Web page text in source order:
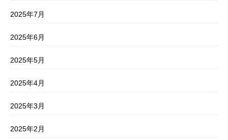
2025年7月
2025年6月
2025年5月
2025年4月
2025年3月
2025年2月